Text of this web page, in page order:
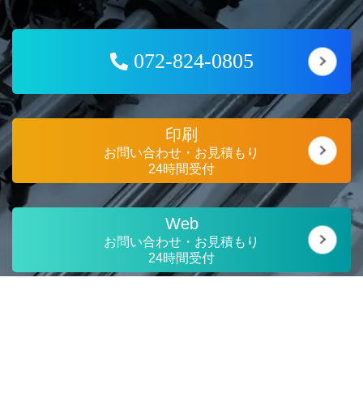
072-824-0805
印刷
お問い合わせ・お見積もり
24時間受付
Web
お問い合わせ・お見積もり
24時間受付